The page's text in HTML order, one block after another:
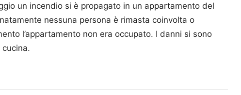
un incendio si è propagato in un appartamento del
nessuna persona è rimasta coinvolta o
l’appartamento non era occupato. I danni si sono